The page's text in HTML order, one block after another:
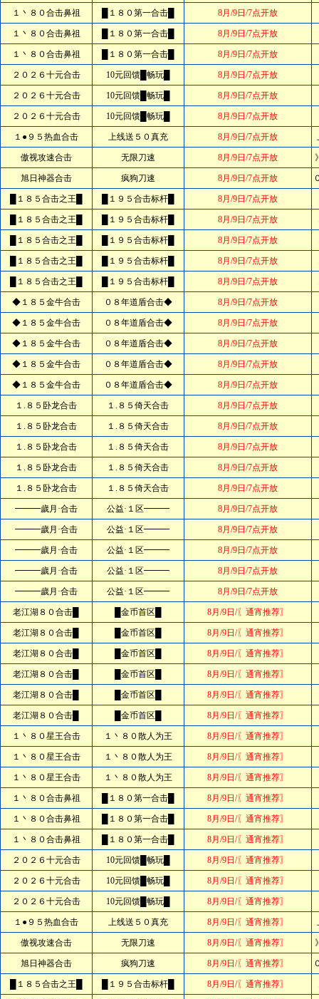
１丶８０合击鼻祖 █１８０第一合击█ 8月/9日/7点开放
１丶８０合击鼻祖 █１８０第一合击█ 8月/9日/7点开放
１丶８０合击鼻祖 █１８０第一合击█ 8月/9日/7点开放
２０２６十元合击 10元回馈█畅玩█ 8月/9日/7点开放
２０２６十元合击 10元回馈█畅玩█ 8月/9日/7点开放
２０２６十元合击 10元回馈█畅玩█ 8月/9日/7点开放
１●９５热血合击 上线送５０真充 8月/9日/7点开放
傲视攻速合击 无限刀速 8月/9日/7点开放
旭日神器合击 疯狗刀速 8月/9日/7点开放
█１８５合击之王█ █１９５合击标杆█ 8月/9日/7点开放
█１８５合击之王█ █１９５合击标杆█ 8月/9日/7点开放
█１８５合击之王█ █１９５合击标杆█ 8月/9日/7点开放
█１８５合击之王█ █１９５合击标杆█ 8月/9日/7点开放
█１８５合击之王█ █１９５合击标杆█ 8月/9日/7点开放
◆１８５金牛合击 ０８年道盾合击◆ 8月/9日/7点开放
◆１８５金牛合击 ０８年道盾合击◆ 8月/9日/7点开放
◆１８５金牛合击 ０８年道盾合击◆ 8月/9日/7点开放
◆１８５金牛合击 ０８年道盾合击◆ 8月/9日/7点开放
◆１８５金牛合击 ０８年道盾合击◆ 8月/9日/7点开放
１.８５卧龙合击 １.８５倚天合击 8月/9日/7点开放
１.８５卧龙合击 １.８５倚天合击 8月/9日/7点开放
１.８５卧龙合击 １.８５倚天合击 8月/9日/7点开放
１.８５卧龙合击 １.８５倚天合击 8月/9日/7点开放
１.８５卧龙合击 １.８５倚天合击 8月/9日/7点开放
━━━歲月·合击 公益·１区━━━ 8月/9日/7点开放
━━━歲月·合击 公益·１区━━━ 8月/9日/7点开放
━━━歲月·合击 公益·１区━━━ 8月/9日/7点开放
━━━歲月·合击 公益·１区━━━ 8月/9日/7点开放
━━━歲月·合击 公益·１区━━━ 8月/9日/7点开放
老江湖８０合击█ █金币首区█ 8月/9日/〖通宵推荐〗
老江湖８０合击█ █金币首区█ 8月/9日/〖通宵推荐〗
老江湖８０合击█ █金币首区█ 8月/9日/〖通宵推荐〗
老江湖８０合击█ █金币首区█ 8月/9日/〖通宵推荐〗
老江湖８０合击█ █金币首区█ 8月/9日/〖通宵推荐〗
老江湖８０合击█ █金币首区█ 8月/9日/〖通宵推荐〗
１丶８０星王合击 １丶８０散人为王 8月/9日/〖通宵推荐〗
１丶８０星王合击 １丶８０散人为王 8月/9日/〖通宵推荐〗
１丶８０星王合击 １丶８０散人为王 8月/9日/〖通宵推荐〗
１丶８０合击鼻祖 █１８０第一合击█ 8月/9日/〖通宵推荐〗
１丶８０合击鼻祖 █１８０第一合击█ 8月/9日/〖通宵推荐〗
１丶８０合击鼻祖 █１８０第一合击█ 8月/9日/〖通宵推荐〗
２０２６十元合击 10元回馈█畅玩█ 8月/9日/〖通宵推荐〗
２０２６十元合击 10元回馈█畅玩█ 8月/9日/〖通宵推荐〗
２０２６十元合击 10元回馈█畅玩█ 8月/9日/〖通宵推荐〗
１●９５热血合击 上线送５０真充 8月/9日/〖通宵推荐〗
傲视攻速合击 无限刀速 8月/9日/〖通宵推荐〗
旭日神器合击 疯狗刀速 8月/9日/〖通宵推荐〗
█１８５合击之王█ █１９５合击标杆█ 8月/9日/〖通宵推荐〗